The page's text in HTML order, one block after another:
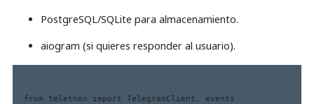
PostgreSQL/SQLite para almacenamiento.
aiogram (si quieres responder al usuario).
from telethon import TelegramClient, events